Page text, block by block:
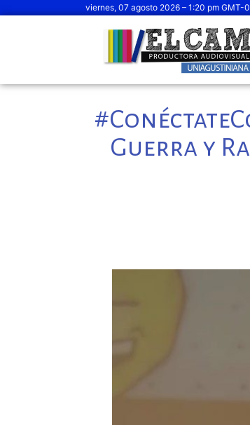
viernes, 07 agosto 2026 – 1:20 pm GMT-
Guerra y